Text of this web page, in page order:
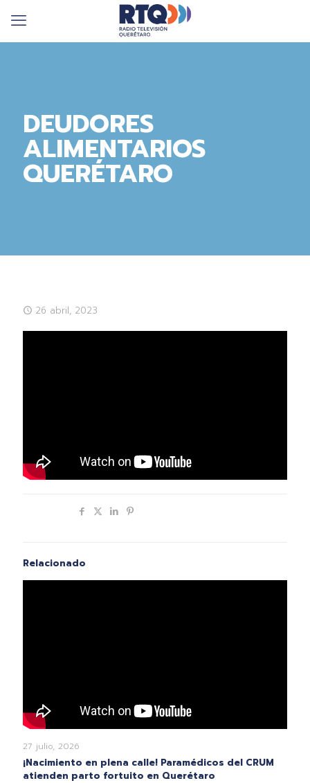
DEUDORES
ALIMENTARIOS
QUERÉTARO
26 abril, 2023
Relacionado
27 julio, 2026
¡Nacimiento en plena calle! Paramédicos del CRUM
atienden parto fortuito en Querétaro